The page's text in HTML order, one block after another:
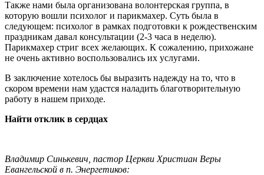
Также нами была организована волонтерская группа, в
которую вошли психолог и парикмахер. Суть была в
следующем: психолог в рамках подготовки к рождественским
праздникам давал консультации (2-3 часа в неделю).
Парикмахер стриг всех желающих. К сожалению, прихожане
не очень активно воспользовались их услугами.
В заключение хотелось бы выразить надежду на то, что в
скором времени нам удастся наладить благотворительную
работу в нашем приходе.
Найти отклик в сердцах
Владимир Синькевич, пастор Церкви Христиан Веры
Евангельской в п. Энергетиков: